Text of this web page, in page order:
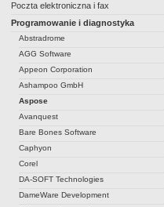
Poczta elektroniczna i fax
Programowanie i diagnostyka
Abstradrome
AGG Software
Appeon Corporation
Ashampoo GmbH
Aspose
Avanquest
Bare Bones Software
Caphyon
Corel
DA-SOFT Technologies
DameWare Development